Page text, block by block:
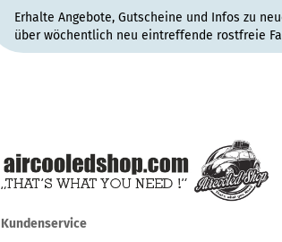
Erhalte Angebote, Gutscheine und Infos zu
über wöchentlich neu eintreffende rostfreie
Kundenservice